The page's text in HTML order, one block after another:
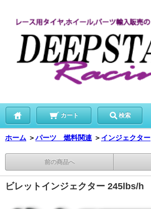
カート 検索
ホーム ＞パーツ 燃料関連 ＞ インジェクター
前の商品へ
ビレットインジェクター 245lbs/h